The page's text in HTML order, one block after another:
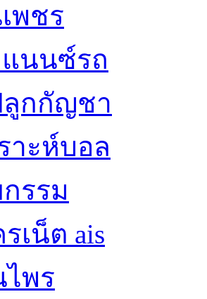
พชร
นนซ์รถ
กกัญชา
าะห์บอล
รรม
เน็ต ais
พร